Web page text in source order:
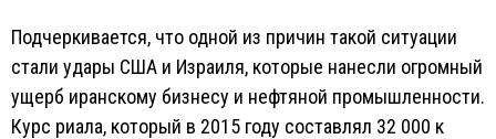
Подчеркивается, что одной из причин такой ситуации
стали удары США и Израиля, которые нанесли огромный
ущерб иранскому бизнесу и нефтяной промышленности.
Курс риала, который в 2015 году составлял 32 000 к